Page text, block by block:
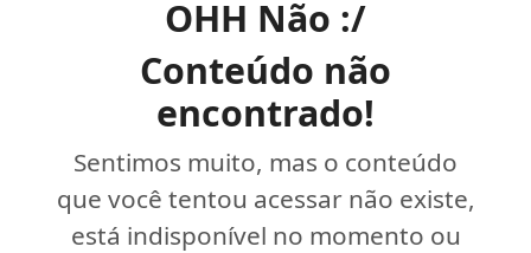
OHH Não :/
Conteúdo não
encontrado!
Sentimos muito, mas o conteúdo
que você tentou acessar não existe,
está indisponível no momento ou